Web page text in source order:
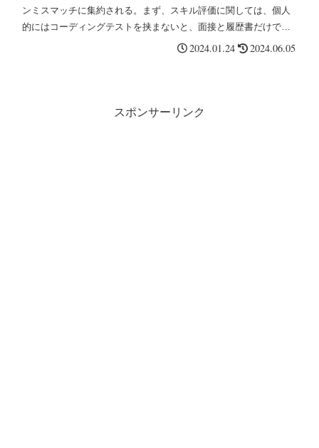
ンミスマッチに集約される。まず、スキル評価に関しては、個人
的にはコーディングテストを挟まないと、面接と履歴書だけで評
価するのはたとえエンジニアがいたとしても厳しいと結論づけ
2024.01.24 2024.06.05
スポンサーリンク